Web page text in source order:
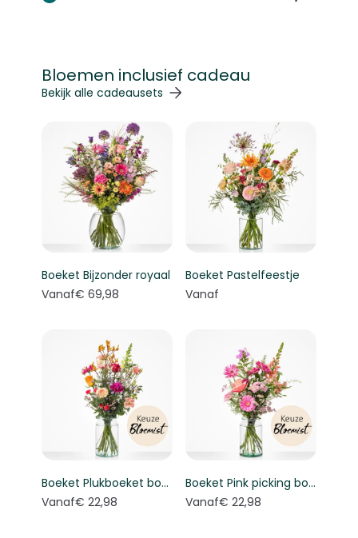
Bloemen inclusief cadeau
Navigeren door de elementen van de carrousel is
Druk om carrousel over te slaan
Bekijk alle cadeausets
Boeket Bijzonder royaal
Vanaf€ 69,98
Boeket Pastelfeestje
Vanaf
Boeket Plukboeket bont - Keuze bloemist
Vanaf€ 22,98
Boeket Pink picking bouquet - Florist's choice
Vanaf€ 22,98